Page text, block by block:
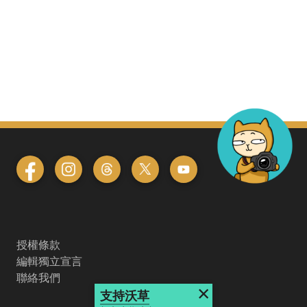
授權條款
編輯獨立宣言
聯絡我們
支持沃草 ×